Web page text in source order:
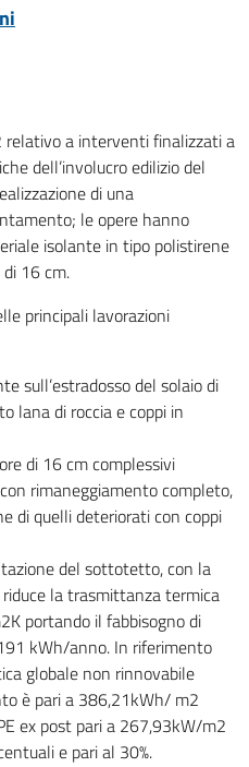
relativo a interventi finalizzati a
dell’involucro edilizio del
di una
le opere hanno
isolante in tipo polistirene
di 16 cm.
principali lavorazioni
sull’estradosso del solaio di
lana di roccia e coppi in
di 16 cm complessivi
rimaneggiamento completo,
di quelli deteriorati con coppi
del sottotetto, con la
la trasmittanza termica
portando il fabbisogno di
kWh/anno. In riferimento
globale non rinnovabile
è pari a 386,21kWh/ m2
ex post pari a 267,93kW/m2
e pari al 30%.